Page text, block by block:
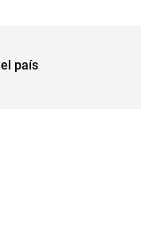
país